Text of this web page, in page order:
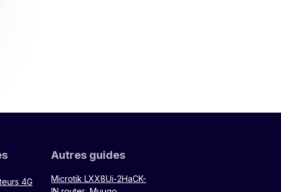
4G
Autres guides
Microtik LXX8Ui-2HaCK-